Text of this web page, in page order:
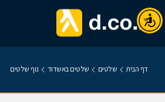
דף הבית שלטים שלטים באשדוד נוף שלטים